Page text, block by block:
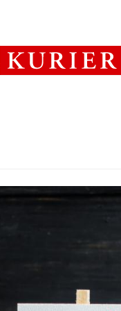
Österreich PolitikWirtschaft